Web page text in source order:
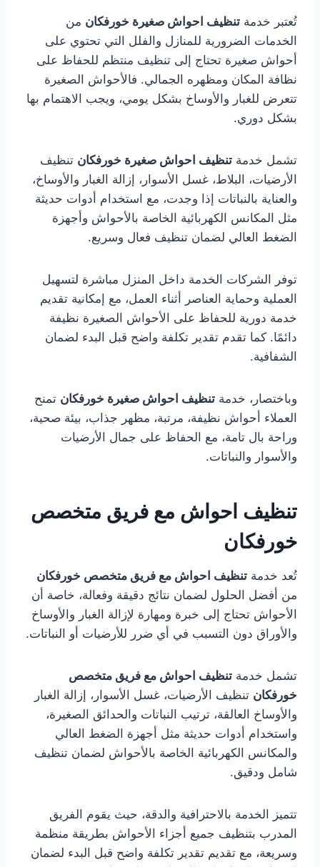
تُعتبر خدمة تنظيف احواش صغيرة خورفكان من
الخدمات الضرورية للمنازل والفلل التي تحتوي على
أحواش صغيرة تحتاج إلى تنظيف منتظم للحفاظ على
نظافة المكان ومظهره الجمالي. فالأحواش الصغيرة
تتعرض للغبار والأوساخ بشكل يومي، ويجب الاهتمام بها
بشكل دوري.
تشمل خدمة تنظيف احواش صغيرة خورفكان تنظيف
الأرضيات، البلاط، غسل الأسوار، إزالة الغبار والأوساخ،
والعناية بالنباتات إذا وجدت، مع استخدام أدوات حديثة
مثل المكانس الكهربائية الخاصة بالأحواش وأجهزة
الضغط العالي لضمان تنظيف فعال وسريع.
توفر الشركات الخدمة داخل المنزل مباشرة لتسهيل
العملية وحماية العناصر أثناء العمل، مع إمكانية تقديم
خدمة دورية للحفاظ على الأحواش الصغيرة نظيفة
دائمًا. كما تقدم تقدير تكلفة واضح قبل البدء لضمان
الشفافية.
وباختصار، خدمة تنظيف احواش صغيرة خورفكان تمنح
العملاء أحواش نظيفة، مرتبة، مظهر جذاب، بيئة صحية،
وراحة بال تامة، مع الحفاظ على جمال الأرضيات
والأسوار والنباتات.
تنظيف احواش مع فريق متخصص
خورفكان
تُعد خدمة تنظيف احواش مع فريق متخصص خورفكان
من أفضل الحلول لضمان نتائج دقيقة وفعالة، خاصة أن
الأحواش تحتاج إلى خبرة ومهارة لإزالة الغبار والأوساخ
والأوراق دون التسبب في أي ضرر للأرضيات أو النباتات.
تشمل خدمة تنظيف احواش مع فريق متخصص
خورفكان تنظيف الأرضيات، غسل الأسوار، إزالة الغبار
والأوساخ العالقة، ترتيب النباتات والحدائق الصغيرة،
واستخدام أدوات حديثة مثل أجهزة الضغط العالي
والمكانس الكهربائية الخاصة بالأحواش لضمان تنظيف
شامل ودقيق.
تتميز الخدمة بالاحترافية والدقة، حيث يقوم الفريق
المدرب بتنظيف جميع أجزاء الأحواش بطريقة منظمة
وسريعة، مع تقديم تقدير تكلفة واضح قبل البدء لضمان